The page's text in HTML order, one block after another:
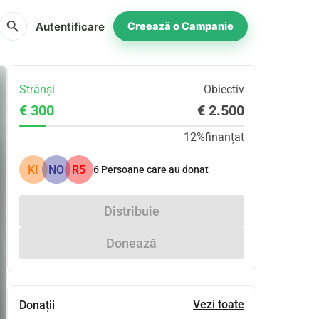
search Autentificare Creează o Campanie
Strânși Obiectiv
€ 300 € 2.500
12%finanțat
KI NO R5 6 Persoane care au donat
Distribuie
Donează
Donații Vezi toate